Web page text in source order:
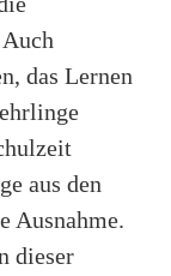
das Lernen
aus den
Ausnahme.
dieser